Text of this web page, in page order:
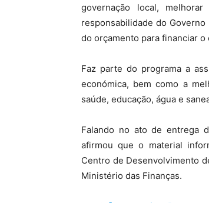
governação local,
responsabilidade do
do orçamento para financiar
Faz parte do programa a
económica, bem como a
saúde, educação, água e
Falando no ato de entrega
afirmou que o material
Centro de Desenvolvimento
Ministério das Finanças.